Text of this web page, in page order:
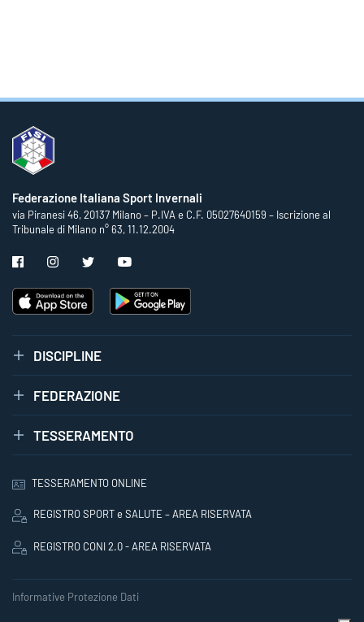
Federazione Italiana Sport Invernali
via Piranesi 46, 20137 Milano – P.IVA e C.F. 05027640159 – Iscrizione al
Tribunale di Milano n° 63, 11.12.2004
DISCIPLINE
FEDERAZIONE
TESSERAMENTO
TESSERAMENTO ONLINE
REGISTRO SPORT e SALUTE – AREA RISERVATA
REGISTRO CONI 2.0 - AREA RISERVATA
Informative Protezione Dati